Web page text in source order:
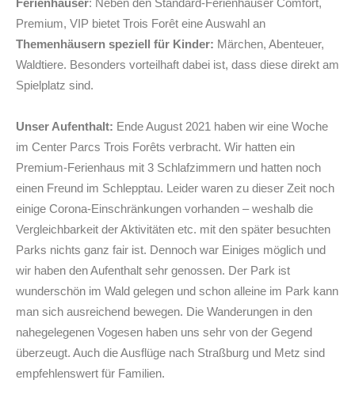
Ferienhäuser: Neben den Standard-Ferienhäuser Comfort,
Premium, VIP bietet Trois Forêt eine Auswahl an
Themenhäusern speziell für Kinder: Märchen, Abenteuer,
Waldtiere. Besonders vorteilhaft dabei ist, dass diese direkt am
Spielplatz sind.
Unser Aufenthalt: Ende August 2021 haben wir eine Woche
im Center Parcs Trois Forêts verbracht. Wir hatten ein
Premium-Ferienhaus mit 3 Schlafzimmern und hatten noch
einen Freund im Schlepptau. Leider waren zu dieser Zeit noch
einige Corona-Einschränkungen vorhanden – weshalb die
Vergleichbarkeit der Aktivitäten etc. mit den später besuchten
Parks nichts ganz fair ist. Dennoch war Einiges möglich und
wir haben den Aufenthalt sehr genossen. Der Park ist
wunderschön im Wald gelegen und schon alleine im Park kann
man sich ausreichend bewegen. Die Wanderungen in den
nahegelegenen Vogesen haben uns sehr von der Gegend
überzeugt. Auch die Ausflüge nach Straßburg und Metz sind
empfehlenswert für Familien.